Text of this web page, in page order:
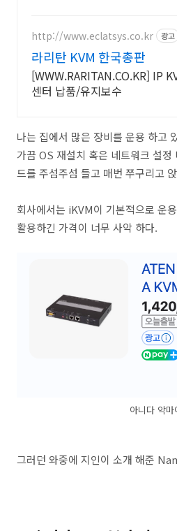
http://www.eclatsys.co.kr 광고
라리탄 KVM 한국총판
[WWW.RARITAN.CO.KR] IP
센터 납품/유지보수
나는 집에서 많은 장비를 운용 하고
가끔 OS 재설치 혹은 네트워크 설정
드를 주섬주섬 들고 매번 쭈구리고
회사에서는 iKVM이 기본적으로 운
활용하긴 가격이 너무 사악 하다.
아니다 악마
그러던 와중에 지인이 소개 해준